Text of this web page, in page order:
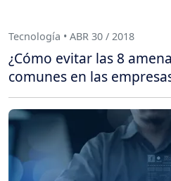
Tecnología • ABR 30 / 2018
¿Cómo evitar las 8
comunes en las